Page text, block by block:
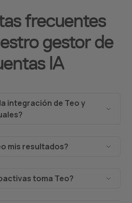
frecuentes
gestor de
IA
integración de Teo y
opera en otros sistemas fuera
Business.
mis resultados?
extras, trabajadores
faltante, ayudándole a
toma Teo?